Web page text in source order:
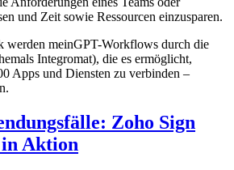
und Zeit sowie Ressourcen einzusparen.
werden meinGPT-Workflows durch die
Integromat), die es ermöglicht,
Apps und Diensten zu verbinden –
Zoho Sign
Aktion